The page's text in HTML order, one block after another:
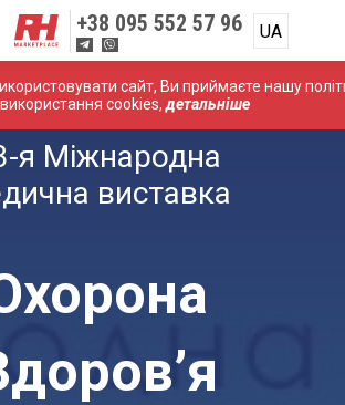
сайт, Ви приймаєте нашу
використання cookies,детальніше
+38 095 552 57 96 UA
я Міжнародна
виставка